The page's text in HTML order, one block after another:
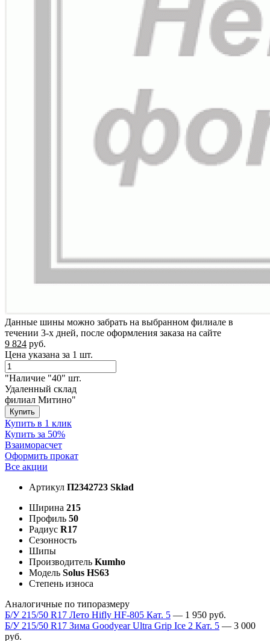
Данные шины можно забрать на выбранном филиале в
течении 3-х дней, после оформления заказа на сайте
9 824 руб.
Цена указана за 1 шт.
"Наличие "40" шт.
Удаленный склад
филиал Митино"
Купить
Купить в 1 клик
Купить за 50%
Взаиморасчет
Оформить прокат
Все акции
Артикул П2342723 Sklad
Ширина 215
Профиль 50
Радиус R17
Сезонность
Шипы
Производитель Kumho
Модель Solus HS63
Степень износа
Аналогичные по типоразмеру
Б/У 215/50 R17 Лето Hifly HF-805 Кат. 5 — 1 950 руб.
Б/У 215/50 R17 Зима Goodyear Ultra Grip Ice 2 Кат. 5 — 3 000
руб.